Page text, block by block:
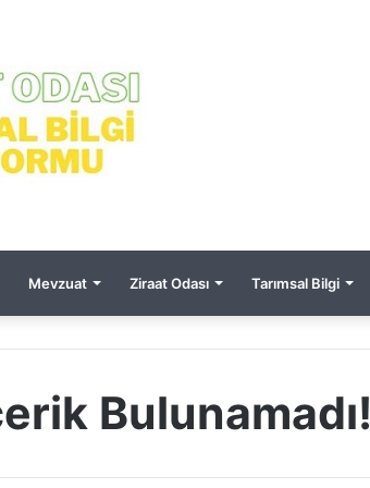
Mevzuat Ziraat Odası Tarımsal Bilgi
Bulunamadı!